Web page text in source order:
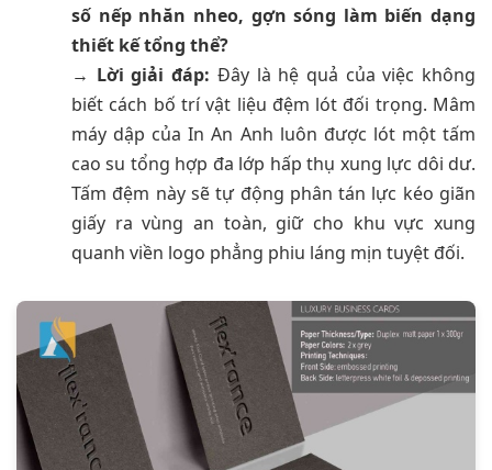
số nếp nhăn nheo, gợn sóng làm biến dạng
thiết kế tổng thể?
→ Lời giải đáp: Đây là hệ quả của việc không
biết cách bố trí vật liệu đệm lót đối trọng. Mâm
máy dập của In An Anh luôn được lót một tấm
cao su tổng hợp đa lớp hấp thụ xung lực dôi dư.
Tấm đệm này sẽ tự động phân tán lực kéo giãn
giấy ra vùng an toàn, giữ cho khu vực xung
quanh viền logo phẳng phiu láng mịn tuyệt đối.